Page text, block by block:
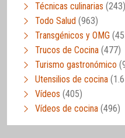
Técnicas culinarias (243)
Todo Salud (963)
Transgénicos y OMG
Trucos de Cocina (477)
Turismo gastronómico
Utensilios de cocina
Vídeos (405)
Vídeos de cocina (496)